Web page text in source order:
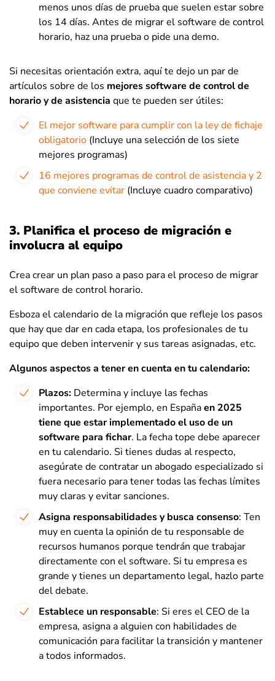
menos unos días de prueba que suelen estar sobre
los 14 días. Antes de migrar el software de control
horario, haz una prueba o pide una demo.
Si necesitas orientación extra, aquí te dejo un par de
artículos sobre de los mejores software de control de
horario y de asistencia que te pueden ser útiles:
El mejor software para cumplir con la ley de fichaje
obligatorio (Incluye una selección de los siete
mejores programas)
16 mejores programas de control de asistencia y 2
que conviene evitar (Incluye cuadro comparativo)
3. Planifica el proceso de migración e
involucra al equipo
Crea crear un plan paso a paso para el proceso de migrar
el software de control horario.
Esboza el calendario de la migración que refleje los pasos
que hay que dar en cada etapa, los profesionales de tu
equipo que deben intervenir y sus tareas asignadas, etc.
Algunos aspectos a tener en cuenta en tu calendario:
Plazos: Determina y incluye las fechas
importantes. Por ejemplo, en Españaen 2025
tiene que estar implementado el uso de un
software para fichar. La fecha tope debe aparecer
en tu calendario. Si tienes dudas al respecto,
asegúrate de contratar un abogado especializado si
fuera necesario para tener todas las fechas límites
muy claras y evitar sanciones.
Asigna responsabilidades y busca consenso: Ten
muy en cuenta la opinión de tu responsable de
recursos humanos porque tendrán que trabajar
directamente con el software. Si tu empresa es
grande y tienes un departamento legal, hazlo parte
del debate.
Establece un responsable: Si eres el CEO de la
empresa, asigna a alguien con habilidades de
comunicación para facilitar la transición y mantener
a todos informados.